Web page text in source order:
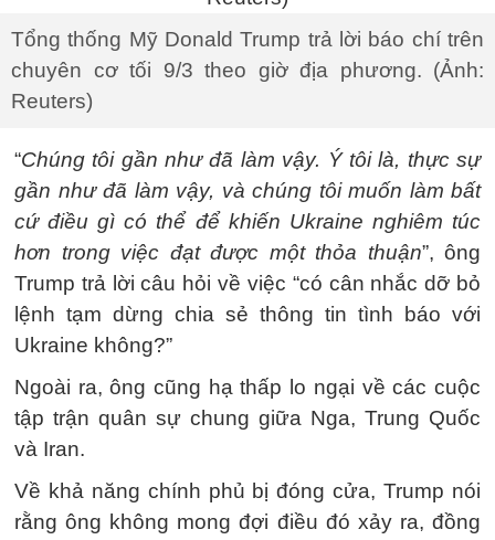
Tổng thống Mỹ Donald Trump trả lời báo chí trên
chuyên cơ tối 9/3 theo giờ địa phương. (Ảnh:
Reuters)
“Chúng tôi gần như đã làm vậy. Ý tôi là, thực sự
gần như đã làm vậy, và chúng tôi muốn làm bất
cứ điều gì có thể để khiến Ukraine nghiêm túc
hơn trong việc đạt được một thỏa thuận”, ông
Trump trả lời câu hỏi về việc “có cân nhắc dỡ bỏ
lệnh tạm dừng chia sẻ thông tin tình báo với
Ukraine không?”
Ngoài ra, ông cũng hạ thấp lo ngại về các cuộc
tập trận quân sự chung giữa Nga, Trung Quốc
và Iran.
Về khả năng chính phủ bị đóng cửa, Trump nói
rằng ông không mong đợi điều đó xảy ra, đồng